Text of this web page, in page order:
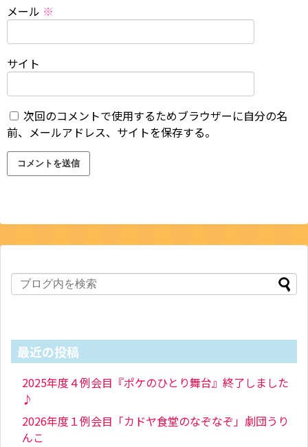
メール ※
サイト
次回のコメントで使用するためブラウザーに自分の名
前、メールアドレス、サイトを保存する。
最近の投稿
2025年度４例会目『ポケのひとり舞台』終了しました
♪
2026年度１例会目「カドヤ食堂のなぞなぞ」劇団うり
んこ